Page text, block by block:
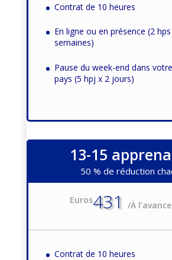
Contrat de 10 heures
En ligne ou en présence (2
semaines)
Pause du week-end dans
pays (5 hpj x 2 jours)
13-15
50 % de réduction
Euros431/À l'avance
Contrat de 10 heures